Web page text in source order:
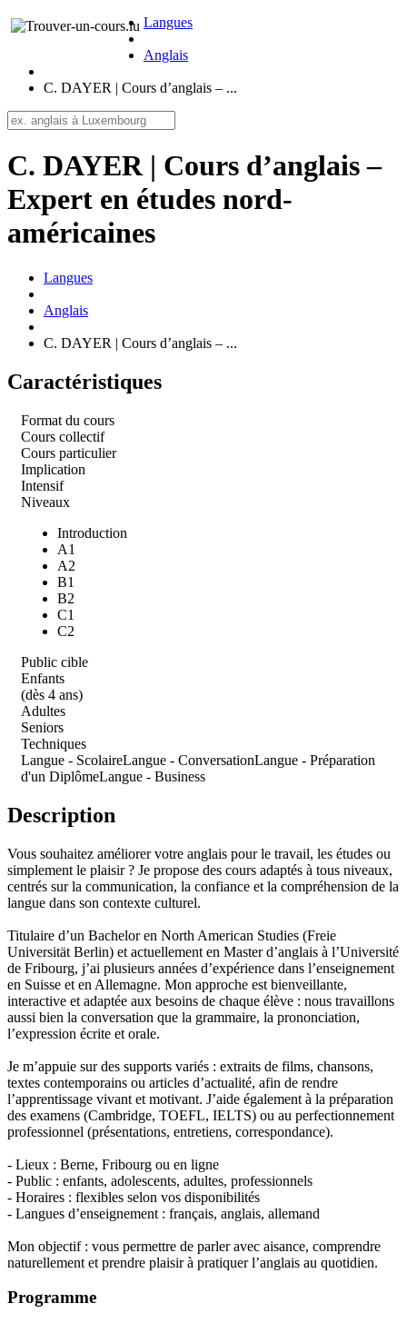
Langues
Anglais
C. DAYER | Cours d’anglais – ...
C. DAYER | Cours d’anglais –
Expert en études nord-
américaines
Langues
Anglais
C. DAYER | Cours d’anglais – ...
Caractéristiques
Format du cours
Cours collectif
Cours particulier
Implication
Intensif
Niveaux
Introduction
A1
A2
B1
B2
C1
C2
Public cible
Enfants
(dès 4 ans)
Adultes
Seniors
Techniques
Langue - ScolaireLangue - ConversationLangue - Préparation
d'un DiplômeLangue - Business
Description
Vous souhaitez améliorer votre anglais pour le travail, les études ou
simplement le plaisir ? Je propose des cours adaptés à tous niveaux,
centrés sur la communication, la confiance et la compréhension de la
langue dans son contexte culturel.
Titulaire d’un Bachelor en North American Studies (Freie
Universität Berlin) et actuellement en Master d’anglais à l’Université
de Fribourg, j’ai plusieurs années d’expérience dans l’enseignement
en Suisse et en Allemagne. Mon approche est bienveillante,
interactive et adaptée aux besoins de chaque élève : nous travaillons
aussi bien la conversation que la grammaire, la prononciation,
l’expression écrite et orale.
Je m’appuie sur des supports variés : extraits de films, chansons,
textes contemporains ou articles d’actualité, afin de rendre
l’apprentissage vivant et motivant. J’aide également à la préparation
des examens (Cambridge, TOEFL, IELTS) ou au perfectionnement
professionnel (présentations, entretiens, correspondance).
- Lieux : Berne, Fribourg ou en ligne
- Public : enfants, adolescents, adultes, professionnels
- Horaires : flexibles selon vos disponibilités
- Langues d’enseignement : français, anglais, allemand
Mon objectif : vous permettre de parler avec aisance, comprendre
naturellement et prendre plaisir à pratiquer l’anglais au quotidien.
Programme